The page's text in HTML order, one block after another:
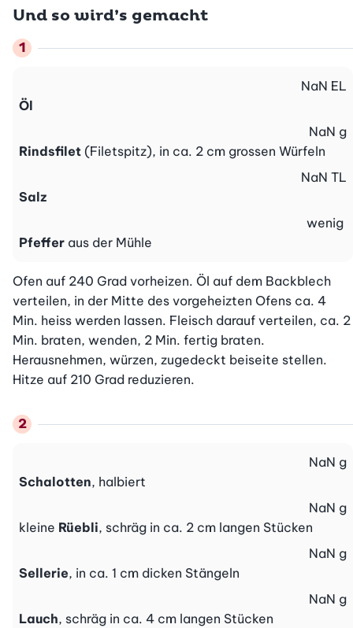
Und so wird’s gemacht
Öl
NaN EL
Rindsfilet (Filetspitz), in ca. 2 cm grossen Würfeln
NaN g
Salz
NaN TL
Pfeffer aus der Mühle
wenig
Ofen auf 240 Grad vorheizen. Öl auf dem Backblech
verteilen, in der Mitte des vorgeheizten Ofens ca. 4
Min. heiss werden lassen. Fleisch darauf verteilen, ca. 2
Min. braten, wenden, 2 Min. fertig braten.
Herausnehmen, würzen, zugedeckt beiseite stellen.
Hitze auf 210 Grad reduzieren.
Schalotten, halbiert
NaN g
kleine Rüebli, schräg in ca. 2 cm langen Stücken
NaN g
Sellerie, in ca. 1 cm dicken Stängeln
NaN g
Lauch, schräg in ca. 4 cm langen Stücken
NaN g